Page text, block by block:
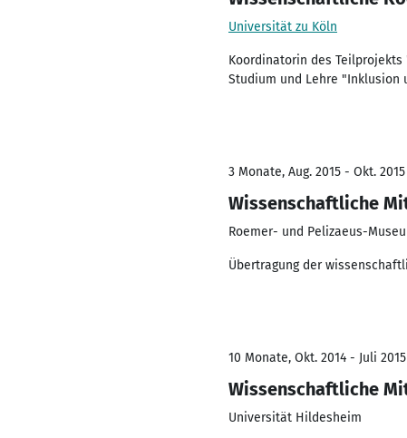
Universität zu Köln
Koordinatorin des
Studium und Lehre "Inklusion
3 Monate, Aug. 2015 - Okt. 2015
Wissenschaftliche
Roemer- und Pelizaeus-
Übertragung der
10 Monate, Okt. 2014 - Juli 2015
Wissenschaftliche
Universität Hildesheim